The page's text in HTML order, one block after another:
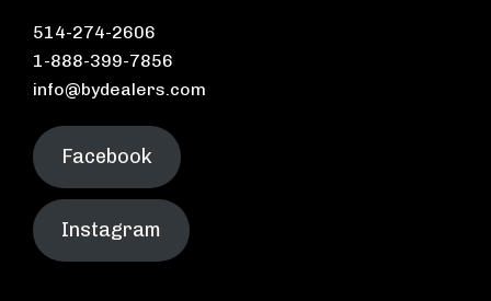
514-274-2606
1-888-399-7856
info@bydealers.com
Facebook
Instagram